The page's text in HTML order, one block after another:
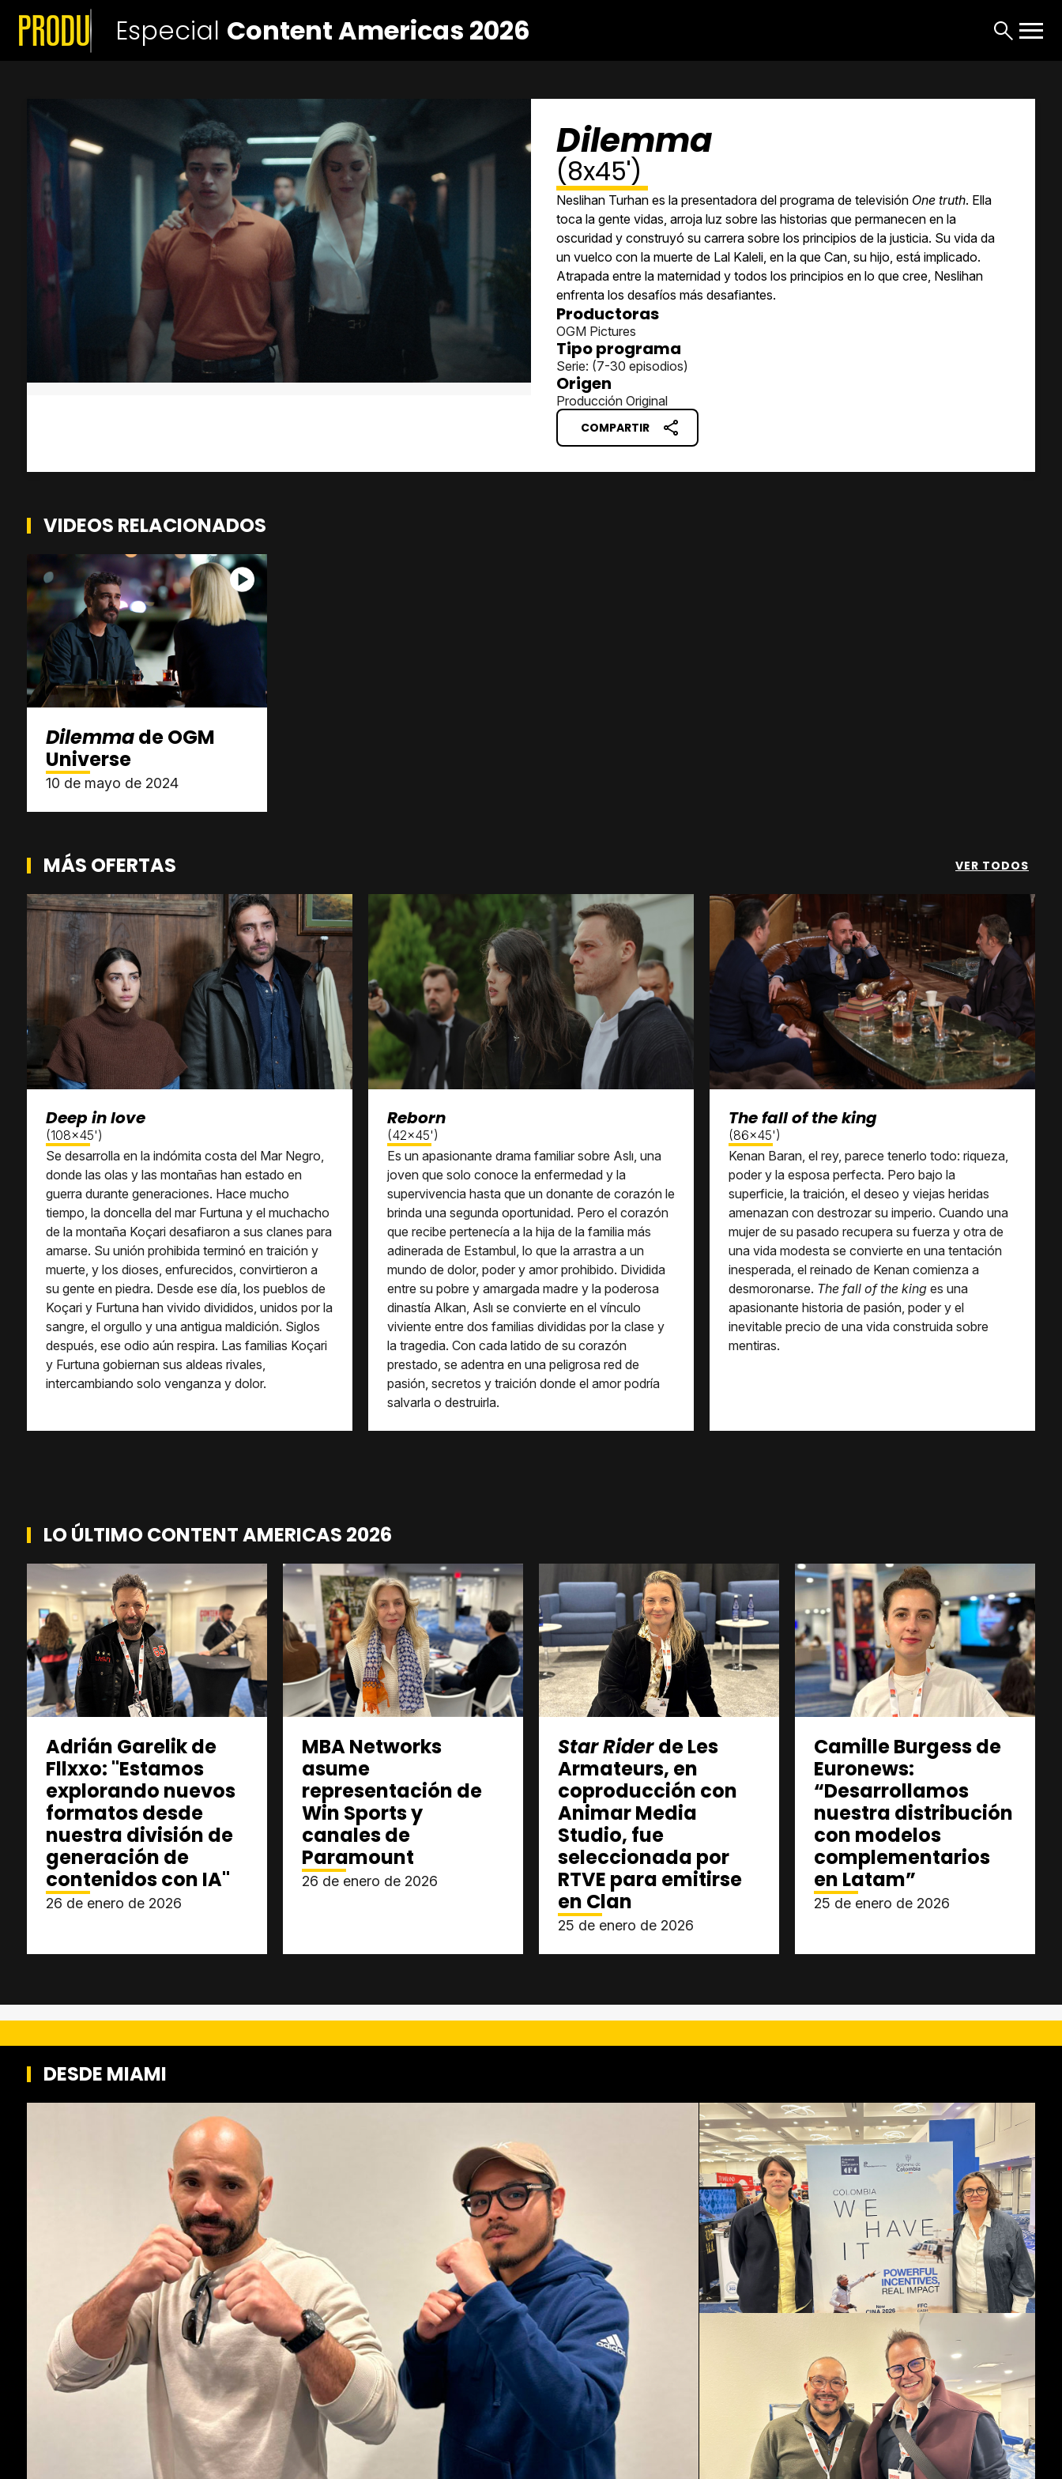
Especial Content Americas 2026
Dilemma
(8x45')
Neslihan Turhan es la presentadora del programa de televisión One truth. Ella
toca la gente vidas, arroja luz sobre las historias que permanecen en la
oscuridad y construyó su carrera sobre los principios de la justicia. Su vida da
un vuelco con la muerte de Lal Kaleli, en la que Can, su hijo, está implicado.
Atrapada entre la maternidad y todos los principios en lo que cree, Neslihan
enfrenta los desafíos más desafiantes.
Productoras
OGM Pictures
Tipo programa
Serie: (7-30 episodios)
Origen
Producción Original
COMPARTIR
VIDEOS RELACIONADOS
Dilemmade OGM
Universe
10 de mayo de 2024
MÁS OFERTAS VER TODOS
Deep in love
(108x45')
Se desarrolla en la indómita costa del Mar Negro,
donde las olas y las montañas han estado en
guerra durante generaciones. Hace mucho
tiempo, la doncella del mar Furtuna y el muchacho
de la montaña Koçari desafiaron a sus clanes para
amarse. Su unión prohibida terminó en traición y
muerte, y los dioses, enfurecidos, convirtieron a
su gente en piedra. Desde ese día, los pueblos de
Koçari y Furtuna han vivido divididos, unidos por la
sangre, el orgullo y una antigua maldición. Siglos
después, ese odio aún respira. Las familias Koçari
y Furtuna gobiernan sus aldeas rivales,
intercambiando solo venganza y dolor.
Reborn
(42x45')
Es un apasionante drama familiar sobre Aslı, una
joven que solo conoce la enfermedad y la
supervivencia hasta que un donante de corazón le
brinda una segunda oportunidad. Pero el corazón
que recibe pertenecía a la hija de la familia más
adinerada de Estambul, lo que la arrastra a un
mundo de dolor, poder y amor prohibido. Dividida
entre su pobre y amargada madre y la poderosa
dinastía Alkan, Aslı se convierte en el vínculo
viviente entre dos familias divididas por la clase y
la tragedia. Con cada latido de su corazón
prestado, se adentra en una peligrosa red de
pasión, secretos y traición donde el amor podría
salvarla o destruirla.
The fall of the king
(86x45')
Kenan Baran, el rey, parece tenerlo todo: riqueza,
poder y la esposa perfecta. Pero bajo la
superficie, la traición, el deseo y viejas heridas
amenazan con destrozar su imperio. Cuando una
mujer de su pasado recupera su fuerza y ​​otra de
una vida modesta se convierte en una tentación
inesperada, el reinado de Kenan comienza a
desmoronarse. The fall of the king es una
apasionante historia de pasión, poder y el
inevitable precio de una vida construida sobre
mentiras.
LO ÚLTIMO CONTENT AMERICAS 2026
Adrián Garelik de
Fllxxo: "Estamos
explorando nuevos
formatos desde
nuestra división de
generación de
contenidos con IA"
26 de enero de 2026
MBA Networks
asume
representación de
Win Sports y
canales de
Paramount
26 de enero de 2026
Star Riderde Les
Armateurs, en
coproducción con
Animar Media
Studio, fue
seleccionada por
RTVE para emitirse
en Clan
25 de enero de 2026
Camille Burgess de
Euronews:
“Desarrollamos
nuestra distribución
con modelos
complementarios
en Latam”
25 de enero de 2026
DESDE MIAMI